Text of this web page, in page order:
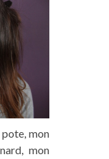
mon
mon